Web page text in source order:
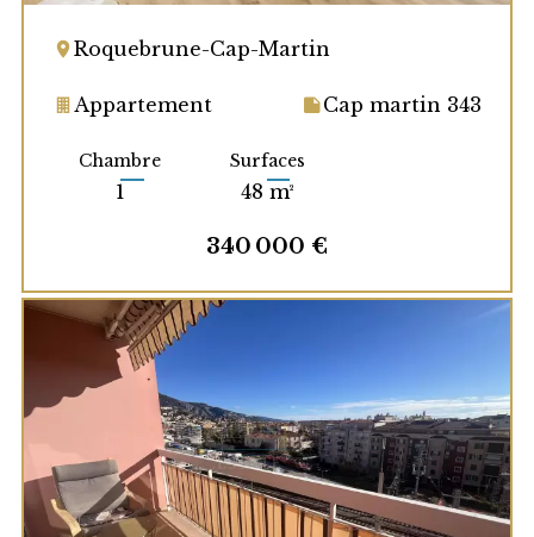
Roquebrune-Cap-Martin
Appartement Cap martin 343
Chambre
1
Surfaces
48 m²
340 000 €